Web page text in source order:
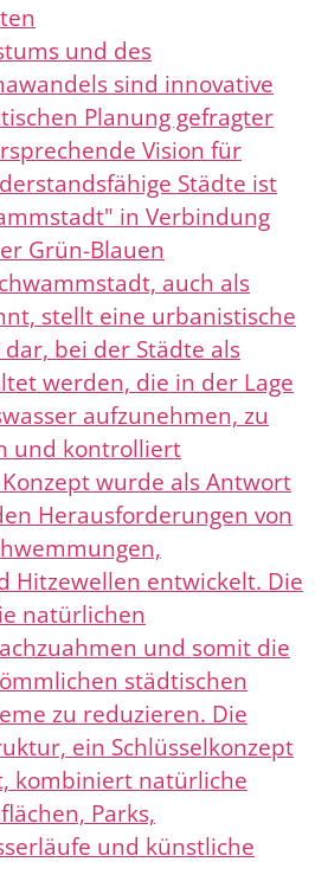
und des
sind innovative
Planung gefragter
Vision für
Städte ist
in Verbindung
Grün-Blauen
auch als
stellt eine urbanistische
bei der Städte als
werden, die in der Lage
aufzunehmen, zu
und kontrolliert
wurde als Antwort
Herausforderungen von
Hitzewellen entwickelt. Die
natürlichen
und somit die
städtischen
zu reduzieren. Die
ein Schlüsselkonzept
kombiniert natürliche
Parks,
und künstliche